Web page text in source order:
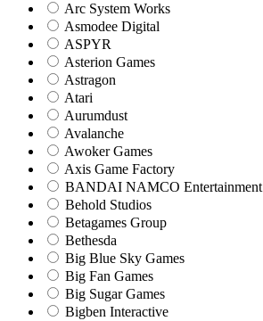
Arc System Works
Asmodee Digital
ASPYR
Asterion Games
Astragon
Atari
Aurumdust
Avalanche
Awoker Games
Axis Game Factory
BANDAI NAMCO Entertainment
Behold Studios
Betagames Group
Bethesda
Big Blue Sky Games
Big Fan Games
Big Sugar Games
Bigben Interactive